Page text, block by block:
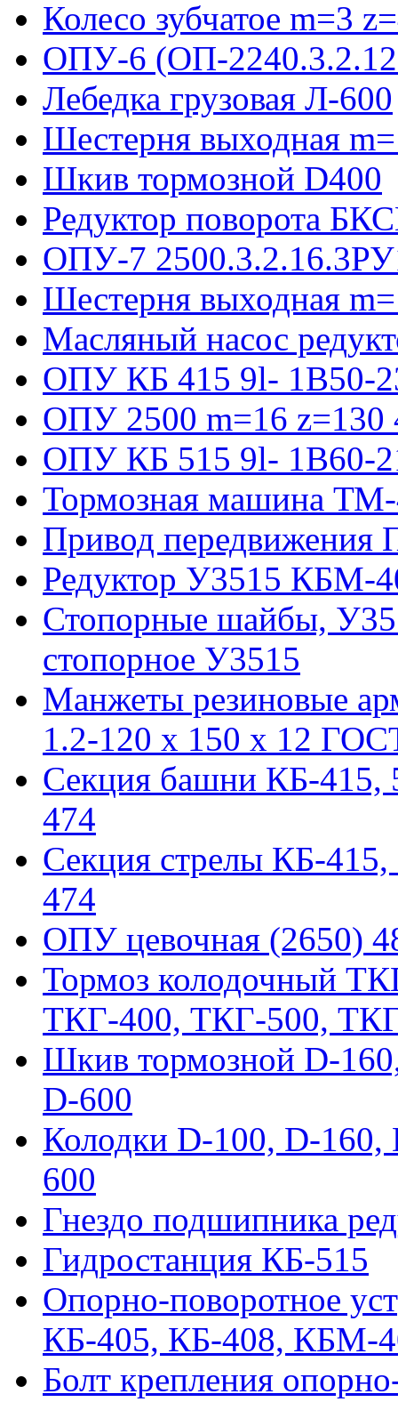
Колесо зубчатое m=3
ОПУ-6 (ОП-
Лебедка грузовая Л-600
Шестерня выходная
Шкив тормозной D400
Редуктор поворота
ОПУ-7
Шестерня выходная
Масляный насос
ОПУ КБ 415 9l- 1B50-
ОПУ 2500 m=16 z=130
ОПУ КБ 515 9l- 1B60-
Тормозная машина
Привод передвижения
Редуктор У3515 КБМ-
Стопорные шайбы,
стопорное У3515
Манжеты резиновые
1.2-120 x 150 x 12
Секция башни КБ-415,
474
Секция стрелы КБ-
474
ОПУ цевочная (2650)
Тормоз колодочный
ТКГ-400, ТКГ-500,
Шкив тормозной D-
D-600
Колодки D-100, D-
600
Гнездо подшипника
Гидростанция КБ-515
Опорно-поворотное
КБ-405, КБ-408, КБМ-
Болт крепления